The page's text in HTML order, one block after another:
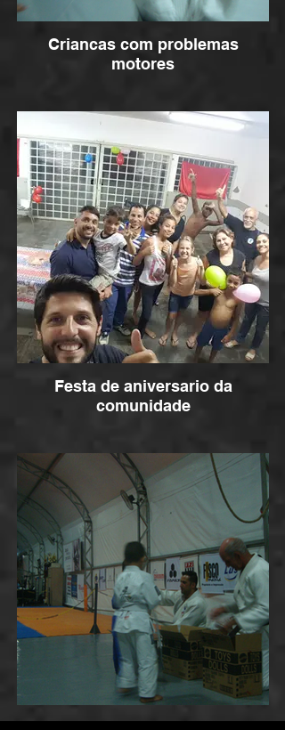
Criancas com problemas
motores
Festa de aniversario da
comunidade